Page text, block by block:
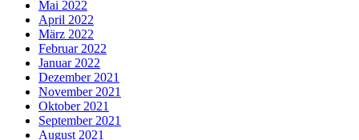
Mai 2022
April 2022
März 2022
Februar 2022
Januar 2022
Dezember 2021
November 2021
Oktober 2021
September 2021
August 2021